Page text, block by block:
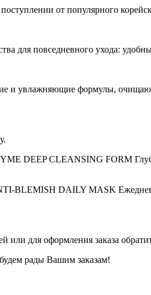
от популярного
для повседневного ухода:
и увлажняющие формулы,
DEEP CLEANSING FORM
BLEMISH DAILY MASK
или для оформления заказа
рады Вашим заказам!